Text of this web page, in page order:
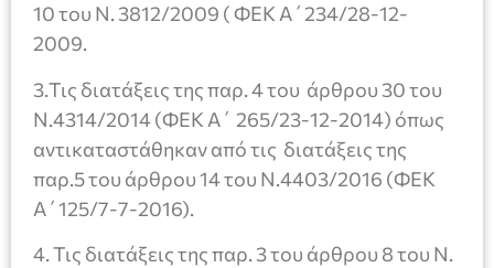
10 του Ν. 3812/2009 ( ΦΕΚ Α΄234/28-12-
2009.
3.Τις διατάξεις της παρ. 4 του άρθρου 30 του
Ν.4314/2014 (ΦΕΚ Α΄ 265/23-12-2014) όπως
αντικαταστάθηκαν από τις διατάξεις της
παρ.5 του άρθρου 14 του Ν.4403/2016 (ΦΕΚ
Α΄125/7-7-2016).
4. Τις διατάξεις της παρ. 3 του άρθρου 8 του Ν.